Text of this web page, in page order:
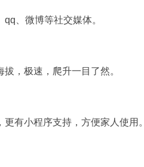
、微博等社交媒体。
，极速，爬升一目了然。
有小程序支持，方便家人使用。